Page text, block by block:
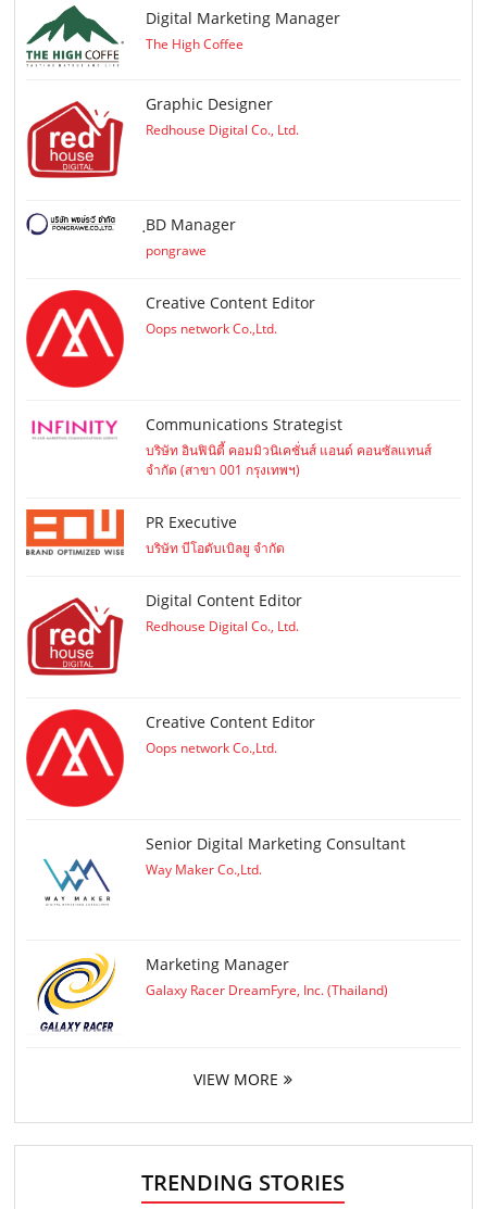
Digital Marketing Manager
The High Coffee
Graphic Designer
Redhouse Digital Co., Ltd.
ฺBD Manager
pongrawe
Creative Content Editor
Oops network Co.,Ltd.
Communications Strategist
บริษัท อินฟินิตี้ คอมมิวนิเคชั่นส์ แอนด์ คอนซัลแทนส์
จำกัด (สาขา 001 กรุงเทพฯ)
PR Executive
บริษัท บีโอดับเบิลยู จำกัด
Digital Content Editor
Redhouse Digital Co., Ltd.
Creative Content Editor
Oops network Co.,Ltd.
Senior Digital Marketing Consultant
Way Maker Co.,Ltd.
Marketing Manager
Galaxy Racer DreamFyre, Inc. (Thailand)
VIEW MORE
TRENDING STORIES